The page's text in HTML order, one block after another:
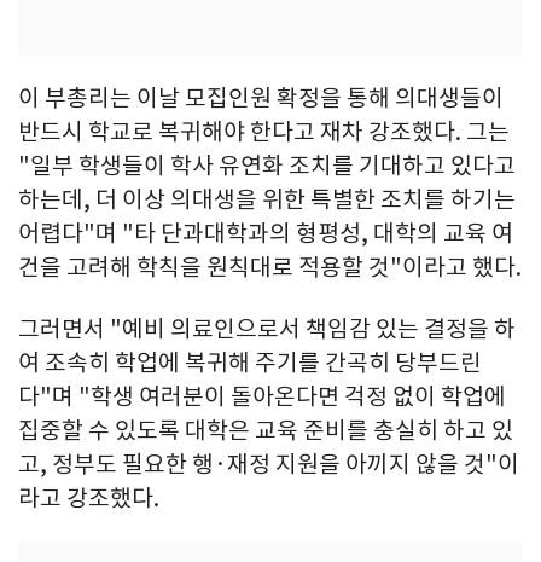
이 부총리는 이날 모집인원 확정을 통해 의대생들이
반드시 학교로 복귀해야 한다고 재차 강조했다. 그는
"일부 학생들이 학사 유연화 조치를 기대하고 있다고
하는데, 더 이상 의대생을 위한 특별한 조치를 하기는
어렵다"며 "타 단과대학과의 형평성, 대학의 교육 여
건을 고려해 학칙을 원칙대로 적용할 것"이라고 했다.
그러면서 "예비 의료인으로서 책임감 있는 결정을 하
여 조속히 학업에 복귀해 주기를 간곡히 당부드린
다"며 "학생 여러분이 돌아온다면 걱정 없이 학업에
집중할 수 있도록 대학은 교육 준비를 충실히 하고 있
고, 정부도 필요한 행·재정 지원을 아끼지 않을 것"이
라고 강조했다.